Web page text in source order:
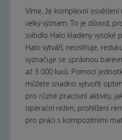
Víme, že komplexní
velký význam. To je důvod,
svítidlo Halo kladeny vysoké
Halo vytváří, neoslňuje,
vyznačuje se správnou
až 3 000 luxů. Pomocí
můžete snadno vytvořit
pro různé pracovní aktivity,
operační režim, prohlížení
pro práci s kompozitními